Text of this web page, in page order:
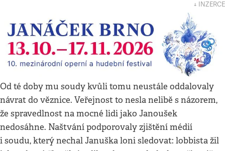
↓ INZERCE
Od té doby mu soudy kvůli tomu neustále oddalovaly
návrat do věznice. Veřejnost to nesla nelibě s názorem,
že spravedlnost na mocné lidi jako Janoušek
nedosáhne. Naštvání podporovaly zjištění médií
i soudu, který nechal Januška loni sledovat: lobbista žil